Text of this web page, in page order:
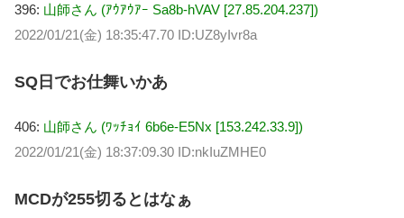
396: 山師さん (ｱｳｱｳｱｰ Sa8b-hVAV [27.85.204.237])
2022/01/21(金) 18:35:47.70 ID:UZ8yIvr8a
SQ日でお仕舞いかあ
406: 山師さん (ﾜｯﾁｮｲ 6b6e-E5Nx [153.242.33.9])
2022/01/21(金) 18:37:09.30 ID:nkIuZMHE0
MCDが255切るとはなぁ